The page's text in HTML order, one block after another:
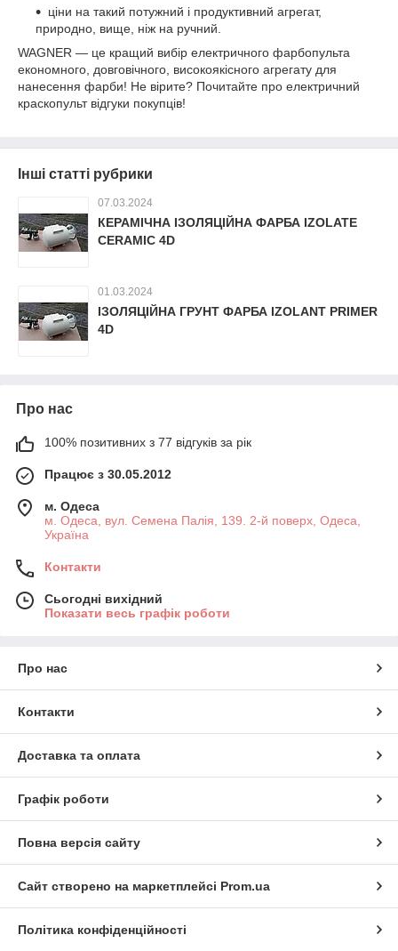
ціни на такий потужний і продуктивний агрегат,
природно, вище, ніж на ручний.
WAGNER — це кращий вибір електричного фарбопульта
економного, довговічного, високоякісного агрегату для
нанесення фарби! Не вірите? Почитайте про електричний
краскопульт відгуки покупців!
Інші статті рубрики
07.03.2024
КЕРАМІЧНА ІЗОЛЯЦІЙНА ФАРБА IZOLATE
CERAMIC 4D
01.03.2024
ІЗОЛЯЦІЙНА ГРУНТ ФАРБА IZOLANT PRIMER
4D
Про нас
100% позитивних з 77 відгуків за рік
Працює з 30.05.2012
м. Одеса
м. Одеса, вул. Семена Палія, 139. 2-й поверх, Одеса,
Україна
Контакти
Сьогодні вихідний
Показати весь графік роботи
Про нас
Контакти
Доставка та оплата
Графік роботи
Повна версія сайту
Сайт створено на маркетплейсі Prom.ua
Політика конфіденційності